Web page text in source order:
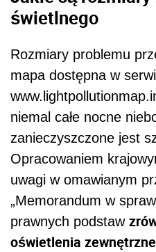
świetlnego
Rozmiary problemu
mapa dostępna w
niemal całe nocne
zanieczyszczone jest
Opracowaniem
uwagi w omawianym
„Memorandum w
prawnych podstaw
oświetlenia